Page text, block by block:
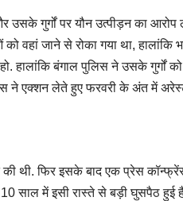
गुर्गों पर यौन उत्पीड़न का
को वहां जाने से रोका गया था,
हालांकि बंगाल पुलिस ने उसके गुर्गों
ने एक्शन लेते हुए फरवरी के अंत में
की थी. फिर इसके बाद एक प्रेस
साल में इसी रास्ते से बड़ी घुसपैठ हुई